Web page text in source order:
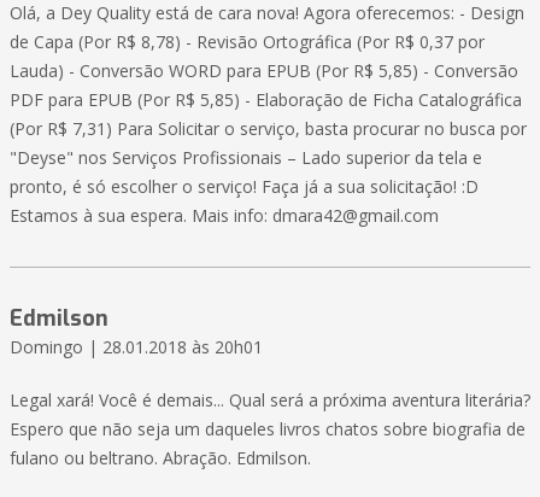
Olá, a Dey Quality está de cara nova! Agora oferecemos: - Design
de Capa (Por R$ 8,78) - Revisão Ortográfica (Por R$ 0,37 por
Lauda) - Conversão WORD para EPUB (Por R$ 5,85) - Conversão
PDF para EPUB (Por R$ 5,85) - Elaboração de Ficha Catalográfica
(Por R$ 7,31) Para Solicitar o serviço, basta procurar no busca por
"Deyse" nos Serviços Profissionais – Lado superior da tela e
pronto, é só escolher o serviço! Faça já a sua solicitação! :D
Estamos à sua espera. Mais info: dmara42@gmail.com
Edmilson
Domingo | 28.01.2018 às 20h01
Legal xará! Você é demais... Qual será a próxima aventura literária?
Espero que não seja um daqueles livros chatos sobre biografia de
fulano ou beltrano. Abração. Edmilson.